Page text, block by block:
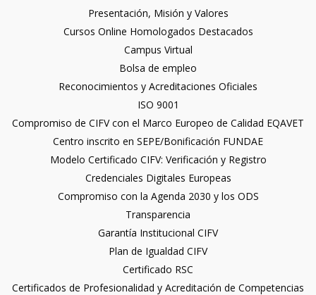
Presentación, Misión y Valores
Cursos Online Homologados Destacados
Campus Virtual
Bolsa de empleo
Reconocimientos y Acreditaciones Oficiales
ISO 9001
Compromiso de CIFV con el Marco Europeo de Calidad EQAVET
Centro inscrito en SEPE/Bonificación FUNDAE
Modelo Certificado CIFV: Verificación y Registro
Credenciales Digitales Europeas
Compromiso con la Agenda 2030 y los ODS
Transparencia
Garantía Institucional CIFV
Plan de Igualdad CIFV
Certificado RSC
Certificados de Profesionalidad y Acreditación de Competencias